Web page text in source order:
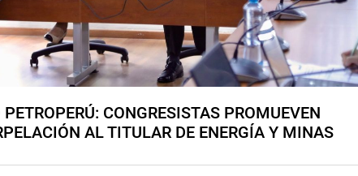
PETROPERÚ: CONGRESISTAS PROMUEVEN
AL TITULAR DE ENERGÍA Y MINAS